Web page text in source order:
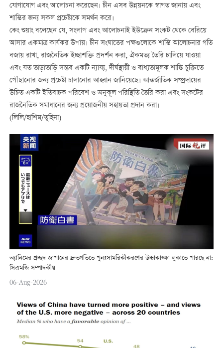
যোগাযোগ এবং আলোচনা করেছেন। চীন এসব উন্নয়নকে স্বাগত জানায় এবং
শান্তির জন্য সকল প্রচেষ্টাকে সমর্থন করে।
কেং শুয়াং বলেছেন যে, সংলাপ এবং আলোচনাই ইউক্রেন সংকট থেকে বেরিয়ে
আসার একমাত্র কার্যকর উপায়। চীন সংঘাতের পক্ষগুলোকে শান্তি আলোচনার গতি
বজায় রাখা, রাজনৈতিক ইচ্ছাশক্তি প্রদর্শন করা, ঐকমত্য তৈরি চালিয়ে যাওয়া
এবং যত তাড়াতাড়ি সম্ভব একটি ন্যায্য, দীর্ঘস্থায়ী ও বাধ্যতামূলক শান্তি চুক্তিতে
পৌঁছানোর জন্য প্রচেষ্টা চালানোর আহ্বান জানিয়েছে। আন্তর্জাতিক সম্প্রদায়ের
উচিত একটি ইতিবাচক পরিবেশ ও অনুকূল পরিস্থিতি তৈরি করা এবং সংকটের
রাজনৈতিক সমাধানের জন্য প্রয়োজনীয় সহায়তা প্রদান করা।
(লিলি/হাশিম/তুহিনা)
অ্যানিমের প্রচ্ছদ জাপানের দ্রুতগতিতে পুনঃসামরিকীকরণের উচ্চাকাঙ্ক্ষা লুকাতে পারছে না:
সিএমজি সম্পাদকীয়
06-Aug-2026